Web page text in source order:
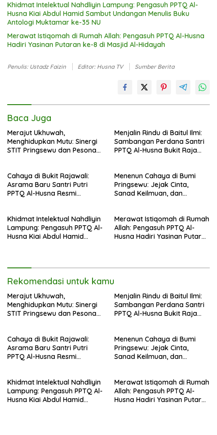
Khidmat Intelektual Nahdliyin Lampung: Pengasuh PPTQ Al-
Husna Kiai Abdul Hamid Sambut Undangan Menulis Buku
Antologi Muktamar ke-35 NU
Merawat Istiqomah di Rumah Allah: Pengasuh PPTQ Al-Husna
Hadiri Yasinan Putaran ke-8 di Masjid Al-Hidayah
Penulis: Ustadz Faizin Editor: Husna TV Sumber Berita
Baca Juga
Merajut Ukhuwah,
Menghidupkan Mutu: Sinergi
STIT Pringsewu dan Pesona
Menjalin Rindu di Baitul Ilmi:
Sambangan Perdana Santri
PPTQ Al-Husna Bukit Raja
Suci
Cahaya di Bukit Rajawali:
Asrama Baru Santri Putri
PPTQ Al-Husna Resmi
Menenun Cahaya di Bumi
Pringsewu: Jejak Cinta,
Sanad Keilmuan, dan
Nahdlatul Ulama
Khidmat Intelektual Nahdliyin
Lampung: Pengasuh PPTQ Al-
Husna Kiai Abdul Hamid
Merawat Istiqomah di Rumah
Allah: Pengasuh PPTQ Al-
Husna Hadiri Yasinan Putaran
Rekomendasi untuk kamu
Merajut Ukhuwah,
Menghidupkan Mutu: Sinergi
STIT Pringsewu dan Pesona
Menjalin Rindu di Baitul Ilmi:
Sambangan Perdana Santri
PPTQ Al-Husna Bukit Raja
Suci
Cahaya di Bukit Rajawali:
Asrama Baru Santri Putri
PPTQ Al-Husna Resmi
Menenun Cahaya di Bumi
Pringsewu: Jejak Cinta,
Sanad Keilmuan, dan
Nahdlatul Ulama
Khidmat Intelektual Nahdliyin
Lampung: Pengasuh PPTQ Al-
Husna Kiai Abdul Hamid
Merawat Istiqomah di Rumah
Allah: Pengasuh PPTQ Al-
Husna Hadiri Yasinan Putaran